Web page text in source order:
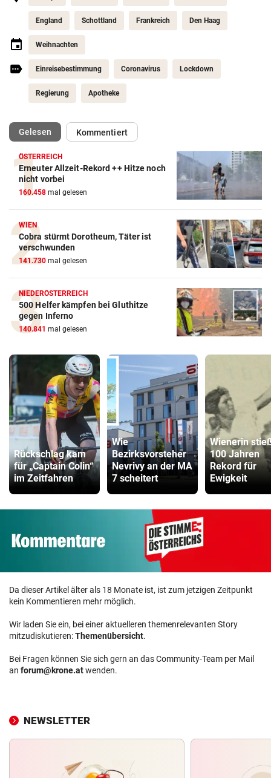
England Schottland Frankreich Den Haag
Weihnachten
Einreisebestimmung Coronavirus Lockdown
Regierung Apotheke
Gelesen(ausgewählt)Kommentiert
ÖSTERREICH
Erneuter Allzeit-Rekord ++ Hitze noch
nicht vorbei
160.458 mal gelesen
WIEN
Cobra stürmt Dorotheum, Täter ist
verschwunden
141.730 mal gelesen
NIEDERÖSTERREICH
500 Helfer kämpfen bei Gluthitze
gegen Inferno
140.841 mal gelesen
Rückschlag kam
für „Captain Colin“
im Zeitfahren
Wie
Bezirksvorsteher
Nevrivy an der MA
7 scheitert
Wienerin
100 Jahren
Rekord für
Ewigkeit
Da dieser Artikel älter als 18 Monate ist, ist zum jetzigen Zeitpunkt
kein Kommentieren mehr möglich.
Wir laden Sie ein, bei einer aktuelleren themenrelevanten Story
mitzudiskutieren:Themenübersicht.
Bei Fragen können Sie sich gern an das Community-Team per Mail
an forum@krone.atwenden.
NEWSLETTER